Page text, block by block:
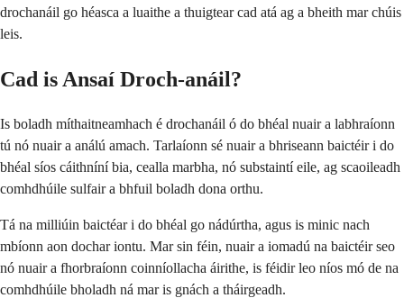
drochanáil go héasca a luaithe a thuigtear cad atá ag a bheith mar chúis
leis.
Cad is Ansaí Droch-anáil?
Is boladh míthaitneamhach é drochanáil ó do bhéal nuair a labhraíonn
tú nó nuair a análú amach. Tarlaíonn sé nuair a bhriseann baictéir i do
bhéal síos cáithníní bia, cealla marbha, nó substaintí eile, ag scaoileadh
comhdhúile sulfair a bhfuil boladh dona orthu.
Tá na milliúin baictéar i do bhéal go nádúrtha, agus is minic nach
mbíonn aon dochar iontu. Mar sin féin, nuair a iomadú na baictéir seo
nó nuair a fhorbraíonn coinníollacha áirithe, is féidir leo níos mó de na
comhdhúile bholadh ná mar is gnách a tháirgeadh.